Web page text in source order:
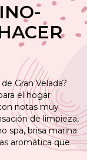
Gran Velada?
el hogar
notas muy
de limpieza,
spa, brisa marina
aromática que